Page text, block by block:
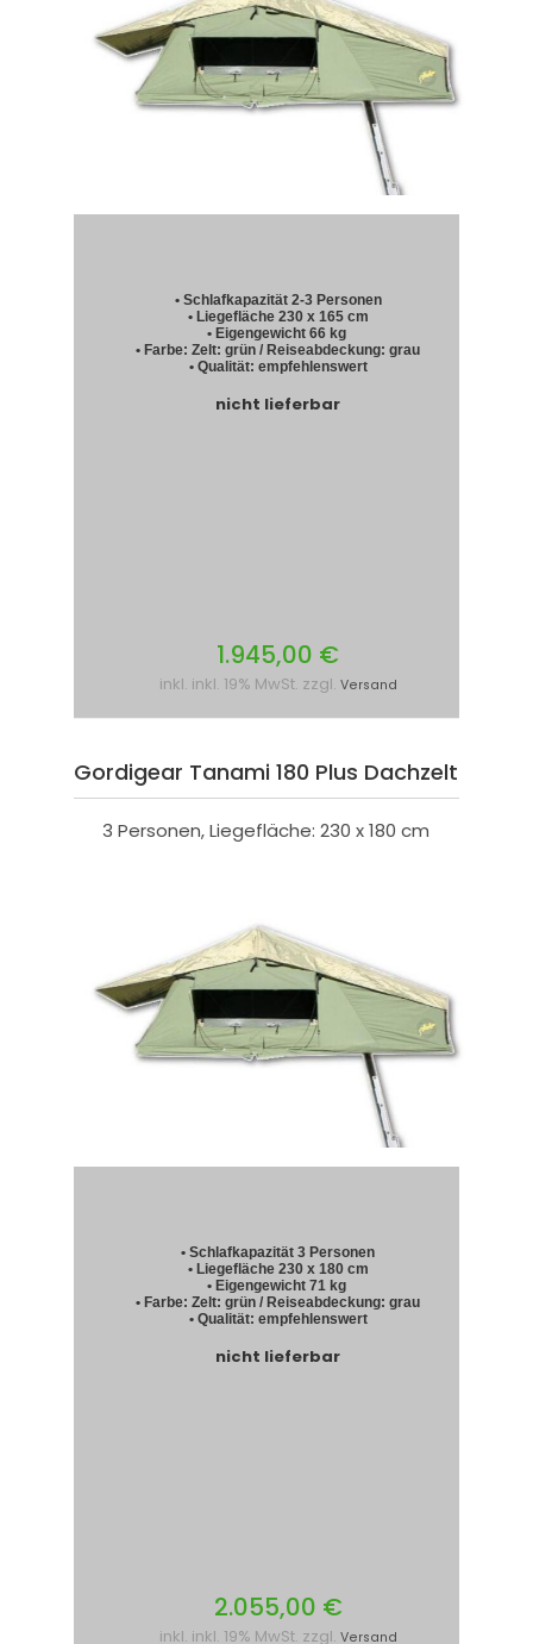
• Schlafkapazität 2-3 Personen
• Liegefläche 230 x 165 cm
• Eigengewicht 66 kg
• Farbe: Zelt: grün / Reiseabdeckung: grau
• Qualität: empfehlenswert
nicht lieferbar
1.945,00 €
inkl. inkl. 19% MwSt. zzgl. Versand
Gordigear Tanami 180 Plus Dachzelt
3 Personen, Liegefläche: 230 x 180 cm
• Schlafkapazität 3 Personen
• Liegefläche 230 x 180 cm
• Eigengewicht 71 kg
• Farbe: Zelt: grün / Reiseabdeckung: grau
• Qualität: empfehlenswert
nicht lieferbar
2.055,00 €
inkl. inkl. 19% MwSt. zzgl. Versand